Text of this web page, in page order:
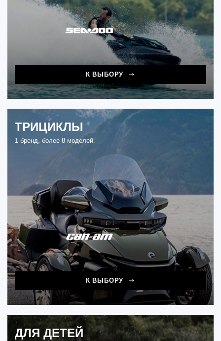
К ВЫБОРУ
ТРИЦИКЛЫ
1 бренд, более 8 моделей.
К ВЫБОРУ
ДЛЯ ДЕТЕЙ